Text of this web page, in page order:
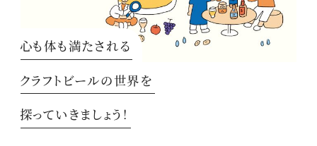
心も体も満たされる
クラフトビールの世界を
探っていきましょう！